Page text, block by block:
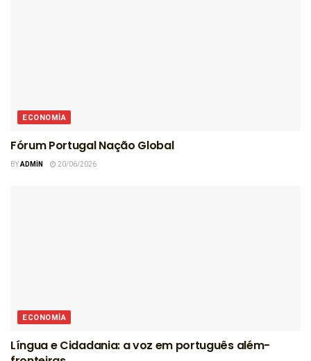
ECONOMIA
Fórum Portugal Nação Global
BYADMIN 20/06/2026
ECONOMIA
Língua e Cidadania: a voz em português além-